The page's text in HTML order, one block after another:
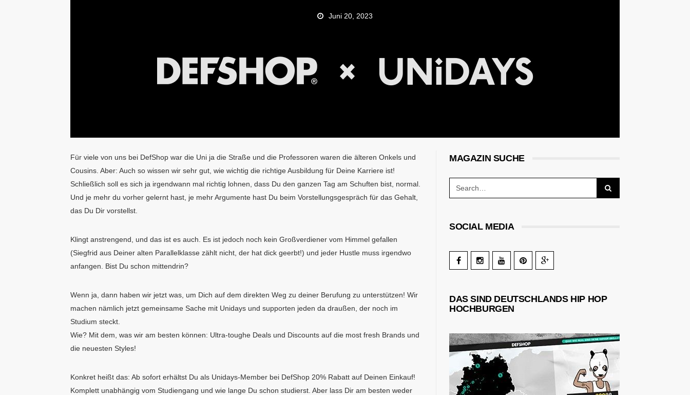
Juni 20, 2023
Für viele von uns bei DefShop war die Uni ja die Straße und die Professoren waren die älteren Onkels und
Cousins. Aber: Auch so wissen wir sehr gut, wie wichtig die richtige Ausbildung für Deine Karriere ist!
Schließlich soll es sich ja irgendwann mal richtig lohnen, dass Du den ganzen Tag am Schuften bist, normal.
Und je mehr du vorher gelernt hast, je mehr Argumente hast Du beim Vorstellungsgespräch für das Gehalt,
das Du Dir vorstellst.
Klingt anstrengend, und das ist es auch. Es ist jedoch noch kein Großverdiener vom Himmel gefallen
(Siegfrid aus Deiner alten Parallelklasse zählt nicht, der hat dick geerbt!) und jeder Hustle muss irgendwo
anfangen. Bist Du schon mittendrin?
Wenn ja, dann haben wir jetzt was, um Dich auf dem direkten Weg zu deiner Berufung zu unterstützen! Wir
machen nämlich jetzt gemeinsame Sache mit Unidays und supporten jeden da draußen, der noch im
Studium steckt.
Wie? Mit dem, was wir am besten können: Ultra-toughe Deals und Discounts auf die most fresh Brands und
die neuesten Styles!
Konkret heißt das: Ab sofort erhältst Du als Unidays-Member bei DefShop 20% Rabatt auf Deinen Einkauf!
Komplett unabhängig vom Studiengang und wie lange Du schon studierst. Aber lass Dir am besten weder
MAGAZIN SUCHE
SOCIAL MEDIA
DAS SIND DEUTSCHLANDS HIP HOP
HOCHBURGEN